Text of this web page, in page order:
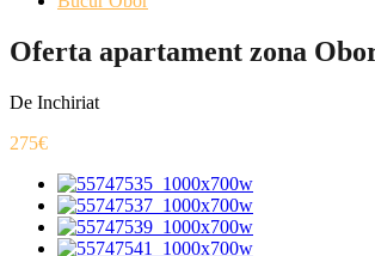
Oferta apartament zona
De Inchiriat
275€